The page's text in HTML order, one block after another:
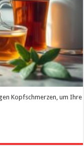
Kopfschmerzen, um Ihre